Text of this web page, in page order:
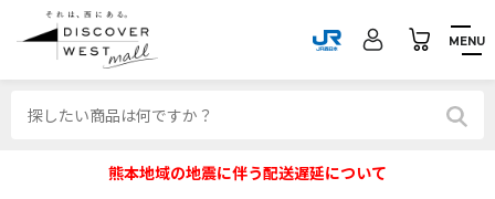
MENU
熊本地域の地震に伴う配送遅延について